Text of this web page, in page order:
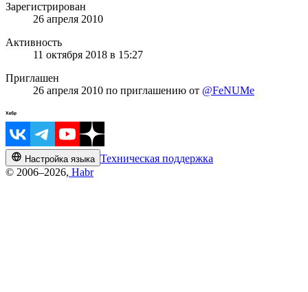
Зарегистрирован
26 апреля 2010
Активность
11 октября 2018 в 15:27
Приглашен
26 апреля 2010 по приглашению от @FeNUMe
Настройка языка Техническая поддержка
© 2006–2026, Habr